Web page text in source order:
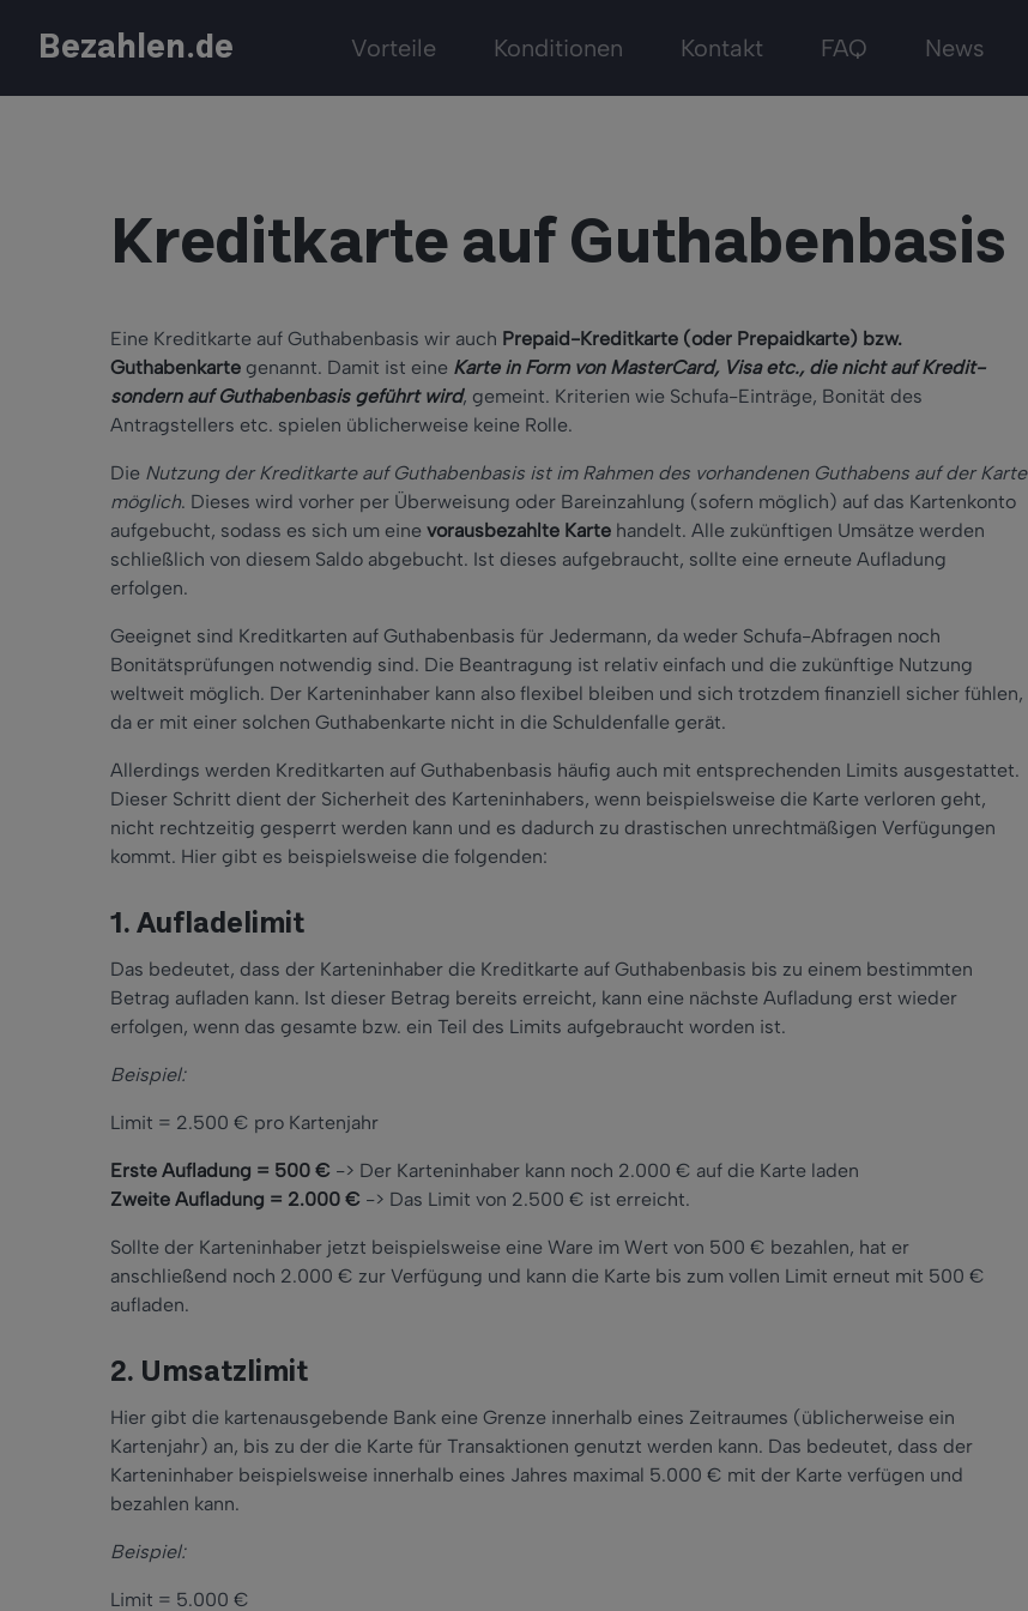
Bezahlen.de Vorteile Konditionen Kontakt FAQ News
Kreditkarte auf Guthabenbasis
Eine Kreditkarte auf Guthabenbasis wir auch Prepaid-Kreditkarte (oder Prepaidkarte) bzw.
Guthabenkarte genannt. Damit ist eine Karte in Form von MasterCard, Visa etc., die nicht auf Kredit-
sondern auf Guthabenbasis geführt wird, gemeint. Kriterien wie Schufa-Einträge, Bonität des
Antragstellers etc. spielen üblicherweise keine Rolle.
Die Nutzung der Kreditkarte auf Guthabenbasis ist im Rahmen des vorhandenen Guthabens auf der Karte
möglich. Dieses wird vorher per Überweisung oder Bareinzahlung (sofern möglich) auf das Kartenkonto
aufgebucht, sodass es sich um eine vorausbezahlte Karte handelt. Alle zukünftigen Umsätze werden
schließlich von diesem Saldo abgebucht. Ist dieses aufgebraucht, sollte eine erneute Aufladung
erfolgen.
Geeignet sind Kreditkarten auf Guthabenbasis für Jedermann, da weder Schufa-Abfragen noch
Bonitätsprüfungen notwendig sind. Die Beantragung ist relativ einfach und die zukünftige Nutzung
weltweit möglich. Der Karteninhaber kann also flexibel bleiben und sich trotzdem finanziell sicher fühlen,
da er mit einer solchen Guthabenkarte nicht in die Schuldenfalle gerät.
Allerdings werden Kreditkarten auf Guthabenbasis häufig auch mit entsprechenden Limits ausgestattet.
Dieser Schritt dient der Sicherheit des Karteninhabers, wenn beispielsweise die Karte verloren geht,
nicht rechtzeitig gesperrt werden kann und es dadurch zu drastischen unrechtmäßigen Verfügungen
kommt. Hier gibt es beispielsweise die folgenden:
1. Aufladelimit
Das bedeutet, dass der Karteninhaber die Kreditkarte auf Guthabenbasis bis zu einem bestimmten
Betrag aufladen kann. Ist dieser Betrag bereits erreicht, kann eine nächste Aufladung erst wieder
erfolgen, wenn das gesamte bzw. ein Teil des Limits aufgebraucht worden ist.
Beispiel:
Limit = 2.500 € pro Kartenjahr
Erste Aufladung = 500 € -> Der Karteninhaber kann noch 2.000 € auf die Karte laden
Zweite Aufladung = 2.000 € -> Das Limit von 2.500 € ist erreicht.
Sollte der Karteninhaber jetzt beispielsweise eine Ware im Wert von 500 € bezahlen, hat er
anschließend noch 2.000 € zur Verfügung und kann die Karte bis zum vollen Limit erneut mit 500 €
aufladen.
2. Umsatzlimit
Hier gibt die kartenausgebende Bank eine Grenze innerhalb eines Zeitraumes (üblicherweise ein
Kartenjahr) an, bis zu der die Karte für Transaktionen genutzt werden kann. Das bedeutet, dass der
Karteninhaber beispielsweise innerhalb eines Jahres maximal 5.000 € mit der Karte verfügen und
bezahlen kann.
Beispiel:
Limit = 5.000 €